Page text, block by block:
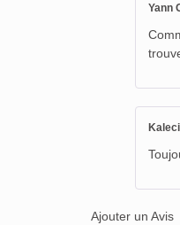
Yann
Ajouter un Avis